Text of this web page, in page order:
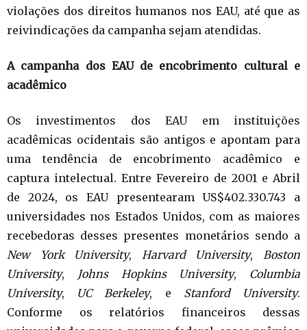
violações dos direitos humanos nos EAU, até que as
reivindicações da campanha sejam atendidas.
A campanha dos EAU de encobrimento cultural e
acadêmico
Os investimentos dos EAU em instituições
acadêmicas ocidentais são antigos e apontam para
uma tendência de encobrimento acadêmico e
captura intelectual. Entre Fevereiro de 2001 e Abril
de 2024, os EAU presentearam US$402.330.743 a
universidades nos Estados Unidos, com as maiores
recebedoras desses presentes monetários sendo a
New York University, Harvard University,Boston
University, Johns Hopkins University, Columbia
University, UC Berkeley, e Stanford University.
Conforme os relatórios financeiros dessas